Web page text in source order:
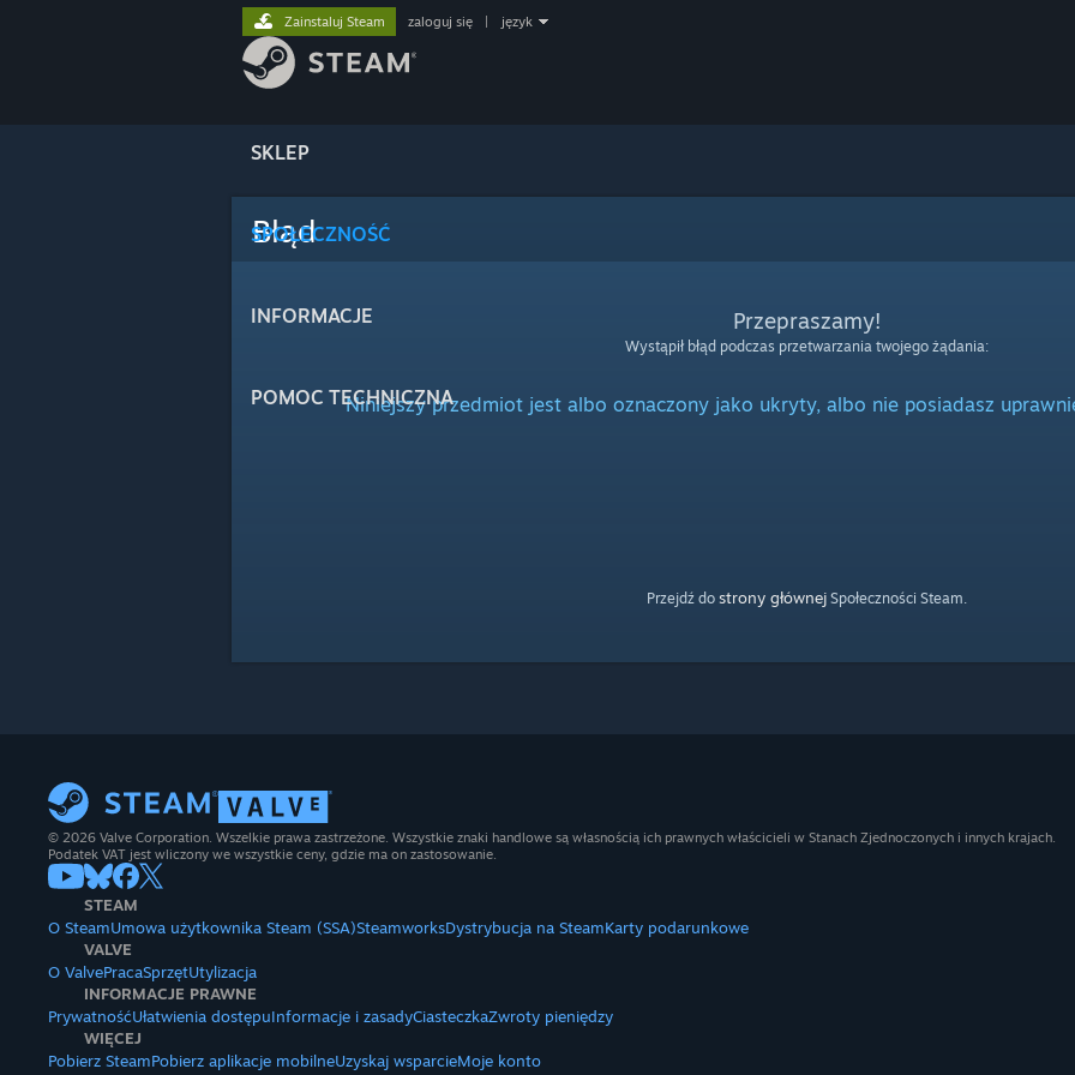
SKLEP
SPOŁECZNOŚĆ
INFORMACJE
POMOC TECHNICZNA
Zainstaluj Steam zaloguj się język
Błąd
Przepraszamy!
Wystąpił błąd podczas przetwarzania twojego żądania:
Niniejszy przedmiot jest albo oznaczony jako ukryty, albo nie posiadasz
Przejdź do strony głównejSpołeczności Steam.
© 2026 Valve Corporation. Wszelkie prawa zastrzeżone. Wszystkie znaki handlowe są własnością ich prawnych właścicieli w Stanach Zjednoczonych i innych krajach.
Podatek VAT jest wliczony we wszystkie ceny, gdzie ma on zastosowanie.
STEAM
O SteamUmowa użytkownika Steam (SSA)SteamworksDystrybucja na SteamKarty podarunkowe
VALVE
O ValvePracaSprzętUtylizacja
INFORMACJE PRAWNE
PrywatnośćUłatwienia dostępuInformacje i zasadyCiasteczkaZwroty pieniędzy
WIĘCEJ
Pobierz SteamPobierz aplikacje mobilneUzyskaj wsparcieMoje konto